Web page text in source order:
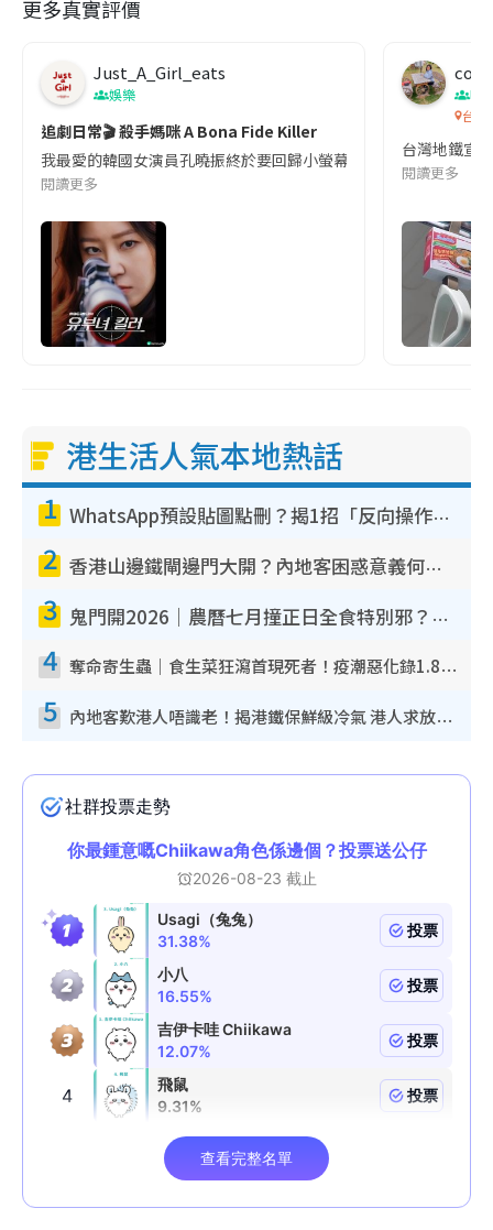
更多真實評價
Just_A_Girl_eats
娛樂
追劇日常🎬 殺手媽咪 A Bona Fide Killer
我最愛的韓國女演員孔曉振終於要回歸小螢幕啦!這次的劇本改編
閱讀更多
co
吹
台灣
台灣地鐵宣
閱讀更多
港生活人氣本地熱話
1 WhatsApp預設貼圖點刪？揭1招「反向操作」還原簡潔介面 附3步實測教學
2 香港山邊鐵閘邊門大開？內地客困惑意義何在！網民神回覆：呢種叫法理性防禦
3 鬼門開2026｜農曆七月撞正日全食特別邪？專家警告切忌做一事！揭4大禁忌+2招保平安
4 奪命寄生蟲｜食生菜狂瀉首現死者！疫潮惡化錄1.8萬宗病例 揭洗菜3大謬誤
5 內地客歎港人唔識老！揭港鐵保鮮級冷氣 港人求放過：咪投訴